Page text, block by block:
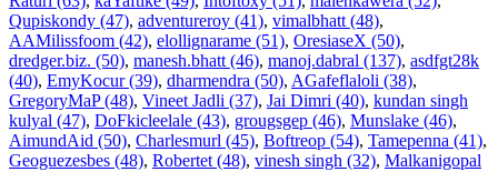
Qupiskondy (47), adventureroy (41), vimalbhatt (48),
AAMilissfoom (42), elollignarame (51), OresiaseX (50),
dredger.biz. (50), manesh.bhatt (46), manoj.dabral (137), asdfgt28k
(40), EmyKocur (39), dharmendra (50), AGafeflaloli (38),
GregoryMaP (48), Vineet Jadli (37), Jai Dimri (40), kundan singh
kulyal (47), DoFkicleelale (43), grougsgep (46), Munslake (46),
AimundAid (50), Charlesmurl (45), Boftreop (54), Tamepenna (41),
Geoguezesbes (48), Robertet (48), vinesh singh (32), Malkanigopal